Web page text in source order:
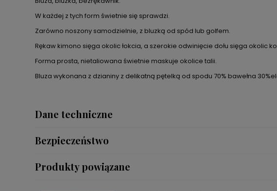
W każdej z tych form świetnie się sprawdzi.
Zarówno noszony samodzielnie, z bluzką od spód lub golfem.
Rękaw kimono sięga okolic łokcia, a szerokie odwinięcie dołu sięga okolic
Forma prosta, nietaliowana świetnie maskuje okolice talii.
Bluza wykonana z dzianiny z delikatną pętelką od spodu 70% bawełna
Dane techniczne
Bezpieczeństwo
Produkty powiązane